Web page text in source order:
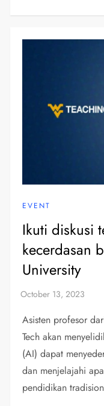
EVENT
Ikuti diskusi
kecerdasan
University
Asisten profesor
Tech akan
(AI) dapat
dan menjelajahi
pendidikan